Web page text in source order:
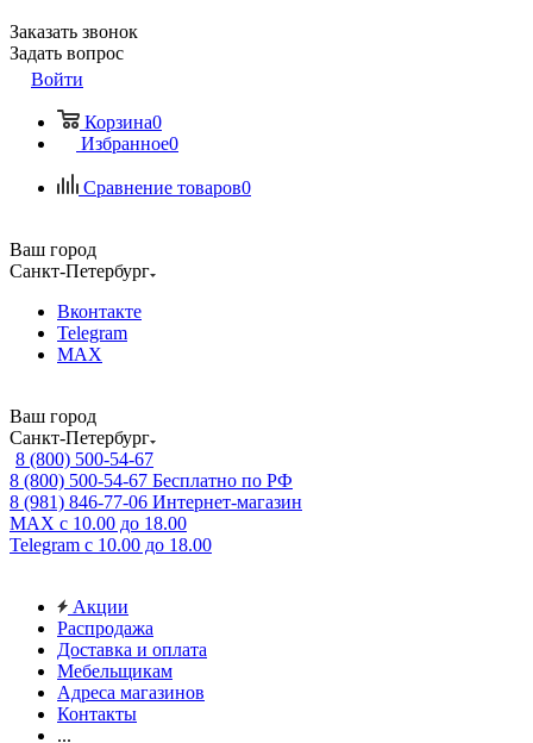
Заказать звонок
Задать вопрос
Войти
Корзина0
Избранное0
Сравнение товаров0
Ваш город
Санкт-Петербург
Вконтакте
Telegram
MAX
Ваш город
Санкт-Петербург
8 (800) 500-54-67
8 (800) 500-54-67 Бесплатно по РФ
8 (981) 846-77-06 Интернет-магазин
MAX с 10.00 до 18.00
Telegram с 10.00 до 18.00
Акции
Распродажа
Доставка и оплата
Мебельщикам
Адреса магазинов
Контакты
...